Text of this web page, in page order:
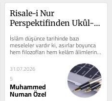
Risale-i Nur
Perspektifinden Ukûl-i
Melek ve Hulûl
İslâm düşünce tarihinde bazı
meseleler vardır ki, asırlar boyunca
hem filozofları hem kelâm âlimlerini
31.07.2026
5
Muhammed
Numan Özel